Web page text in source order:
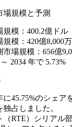
場規模と予測
規模：400.2億ドル
規模：420億8,000
市場規模：656億
2034 年で 5.73%
に45.75%のシェア
独占しました。
（RTE）シリアル